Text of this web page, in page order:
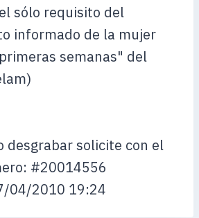
sólo requisito del
informado de la mujer
semanas" del
desgrabar solicite con el
#20014556
04/2010 19:24